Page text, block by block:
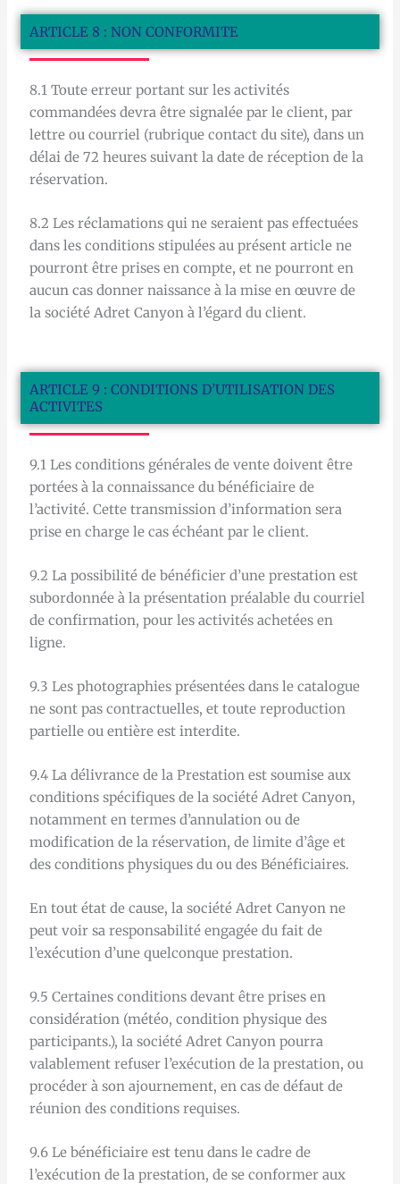
ARTICLE 8 : NON CONFORMITE
8.1 Toute erreur portant sur les activités
commandées devra être signalée par le client, par
lettre ou courriel (rubrique contact du site), dans un
délai de 72 heures suivant la date de réception de la
réservation.
8.2 Les réclamations qui ne seraient pas effectuées
dans les conditions stipulées au présent article ne
pourront être prises en compte, et ne pourront en
aucun cas donner naissance à la mise en œuvre de
la société Adret Canyon à l’égard du client.
ARTICLE 9 : CONDITIONS D’UTILISATION DES
ACTIVITES
9.1 Les conditions générales de vente doivent être
portées à la connaissance du bénéficiaire de
l’activité. Cette transmission d’information sera
prise en charge le cas échéant par le client.
9.2 La possibilité de bénéficier d’une prestation est
subordonnée à la présentation préalable du courriel
de confirmation, pour les activités achetées en
ligne.
9.3 Les photographies présentées dans le catalogue
ne sont pas contractuelles, et toute reproduction
partielle ou entière est interdite.
9.4 La délivrance de la Prestation est soumise aux
conditions spécifiques de la société Adret Canyon,
notamment en termes d’annulation ou de
modification de la réservation, de limite d’âge et
des conditions physiques du ou des Bénéficiaires.
En tout état de cause, la société Adret Canyon ne
peut voir sa responsabilité engagée du fait de
l’exécution d’une quelconque prestation.
9.5 Certaines conditions devant être prises en
considération (météo, condition physique des
participants.), la société Adret Canyon pourra
valablement refuser l’exécution de la prestation, ou
procéder à son ajournement, en cas de défaut de
réunion des conditions requises.
9.6 Le bénéficiaire est tenu dans le cadre de
l’exécution de la prestation, de se conformer aux